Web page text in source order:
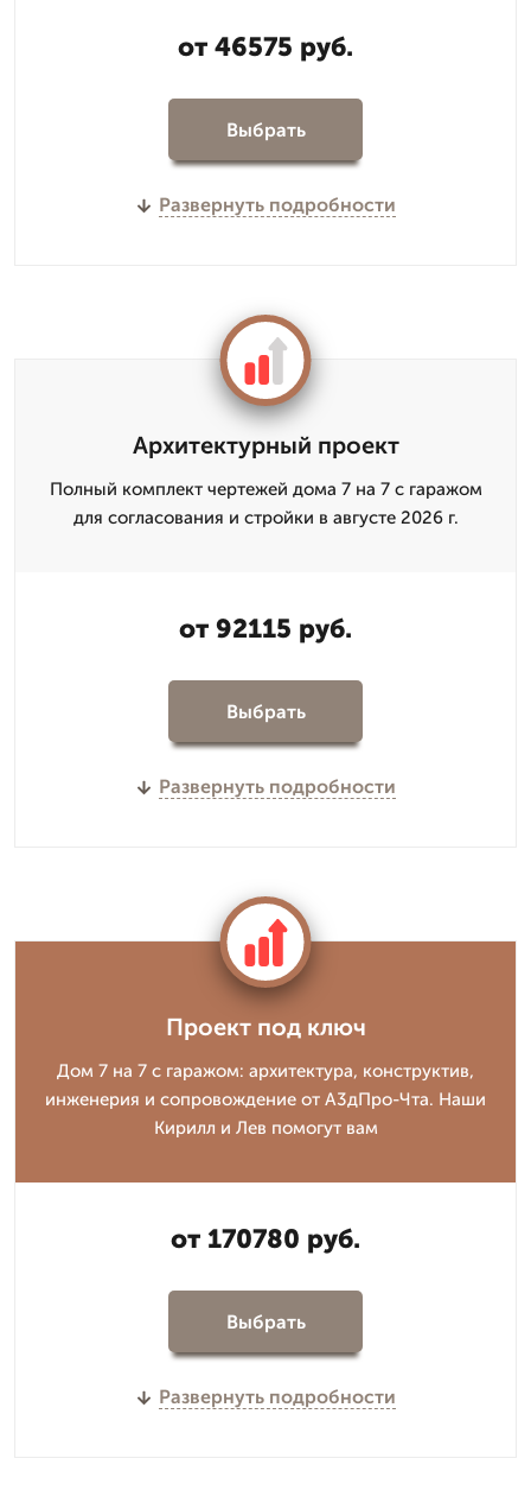
от 46575 руб.
Выбрать
Развернуть подробности
Архитектурный проект
Полный комплект чертежей дома 7 на 7 с гаражом
для согласования и стройки в августе 2026 г.
от 92115 руб.
Выбрать
Развернуть подробности
Проект под ключ
Дом 7 на 7 с гаражом: архитектура, конструктив,
инженерия и сопровождение от А3дПро-Чта. Наши
Кирилл и Лев помогут вам
от 170780 руб.
Выбрать
Развернуть подробности